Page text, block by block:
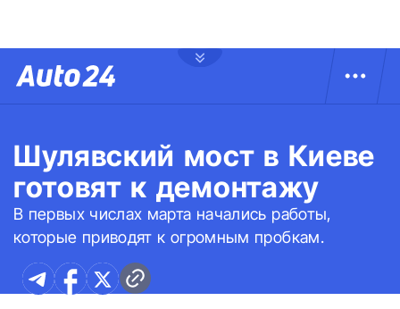
Шулявский мост в Киеве
готовят к демонтажу
В первых числах марта начались работы,
которые приводят к огромным пробкам.